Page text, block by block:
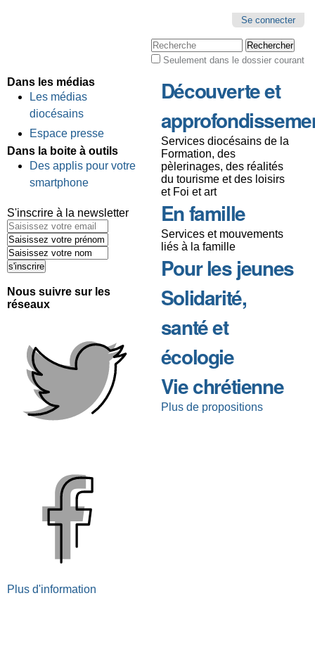
Se connecter
Chercher par
Seulement dans le dossier courant
Dans les médias
Les médias
diocésains
Espace presse
Dans la boite à outils
Des applis pour votre
smartphone
S'inscrire à la newsletter
Nous suivre sur les
réseaux
Plus d'information
Découverte et
Services diocésains de la
Formation, des
pèlerinages, des réalités
du tourisme et des loisirs
et Foi et art
En famille
Services et mouvements
liés à la famille
Pour les jeunes
Solidarité,
santé et
écologie
Vie chrétienne
Plus de propositions